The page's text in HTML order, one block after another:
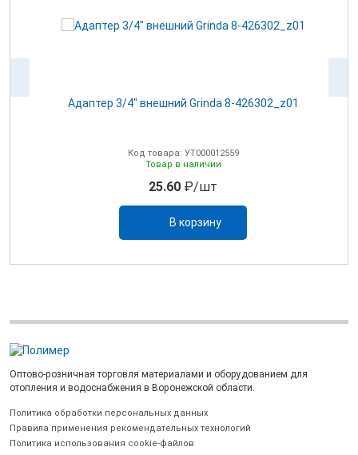
Адаптер 3/4" внешний Grinda 8-426302_z01
Код товара: УТ000012559
Товар в наличии
25.60 ₽/шт
В корзину
Оптово-розничная торговля материалами и оборудованием для
отопления и водоснабжения в Воронежской области.
Политика обработки персональных данных
Правила применения рекомендательных технологий
Политика использования cookie-файлов